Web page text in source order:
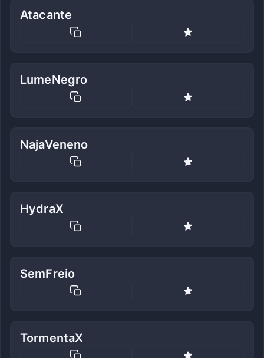
Atacante
LumeNegro
NajaVeneno
HydraX
SemFreio
TormentaX